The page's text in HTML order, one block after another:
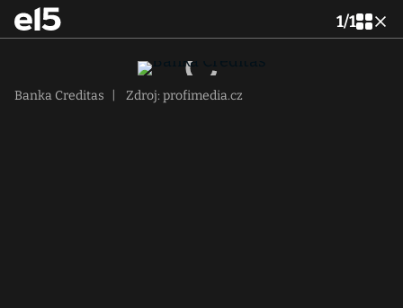
1/1
Banka Creditas Zdroj: profimedia.cz